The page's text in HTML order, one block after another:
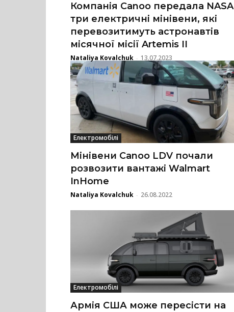
Компанія Canoo передала NASA
три електричні мінівени, які
перевозитимуть астронавтів
місячної місії Artemis II
Nataliya Kovalchuk - 13.07.2023
Електромобілі
Мінівени Canoo LDV почали
розвозити вантажі Walmart
InHome
Nataliya Kovalchuk - 26.08.2022
Електромобілі
Армія США може пересісти на